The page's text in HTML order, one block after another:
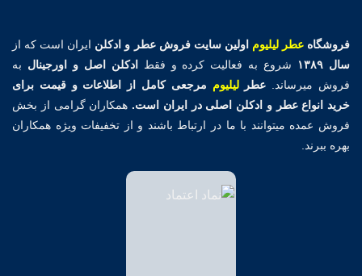
فروشگاهعطر لیلیوم اولین سایت فروش عطر و ادکلن ایران است که از
سال ۱۳۸۹
شروع به فعالیت کرده و فقط ادکلن اصل و اورجینال به
فروش میرساند. عطرلیلیوم مرجعی کامل از اطلاعات و قیمت برای
خرید انواع عطر و ادکلن اصلی در ایران است. همکاران گرامی از بخش
فروش عمده میتوانند با ما در ارتباط باشند و از تخفیفات ویژه همکاران
بهره ببرند.